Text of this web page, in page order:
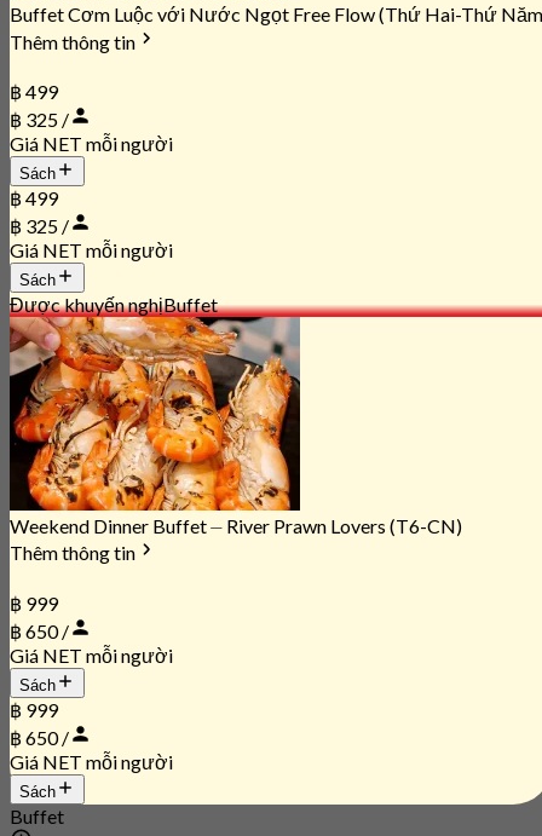
Buffet Cơm Luộc với Nước Ngọt Free Flow (Thứ Hai-Thứ
Thêm thông tin
฿ 499
฿ 325 /
Giá NET mỗi người
Sách
฿ 499
฿ 325 /
Giá NET mỗi người
Sách
Được khuyến nghịBuffet
Weekend Dinner Buffet ⏤ River Prawn Lovers (T6-CN)
Thêm thông tin
฿ 999
฿ 650 /
Giá NET mỗi người
Sách
฿ 999
฿ 650 /
Giá NET mỗi người
Sách
Buffet